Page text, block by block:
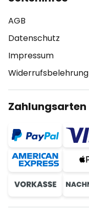
AGB
Datenschutz
Impressum
Widerrufsbelehrung
Zahlungsarten